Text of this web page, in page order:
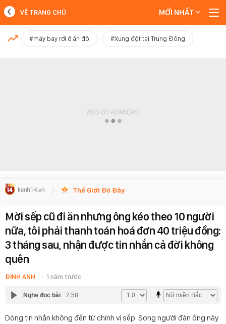
MỚI NHẤT
VỀ TRANG CHỦ MỚI NHẤT
#máy bay rơi ở ấn độ #Xung đột tại Trung Đông
Thế Giới Đó Đây
Mời sếp cũ đi ăn nhưng ông kéo theo 10 người
nữa, tôi phải thanh toán hoá đơn 40 triệu đồng:
3 tháng sau, nhận được tin nhắn cả đời không
quên
ĐINH ANH 1 năm trước
Nghe đọc bài 2:58
Dòng tin nhắn không đến từ chính vị sếp. Song người đàn ông này